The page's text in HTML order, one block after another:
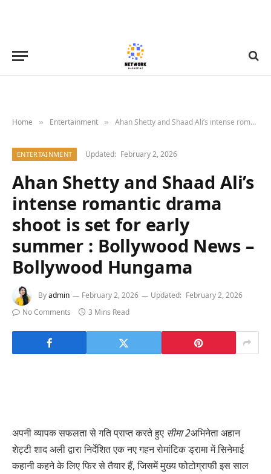
Home » Entertainment » Ahan Shetty and Shaad Ali’s intense romantic drama shoot is set for early summer : Bollywood News – Bollywood Hungama
ENTERTAINMENT Updated: February 2, 2026
Ahan Shetty and Shaad Ali’s
intense romantic drama
shoot is set for early
summer : Bollywood News –
Bollywood Hungama
Byadmin February 2, 2026 Updated: February 2, 2026
No Comments
3 Mins Read
अपनी व्यापक सफलता से गति प्राप्त करते हुए सीमा 2अभिनेता अहान
शेट्टी शाद अली द्वारा निर्देशित एक नए गहन रोमांटिक ड्रामा में सिनेमाई
कहानी कहने के लिए फिर से तैयार हैं, जिसमें मुख्य फोटोग्राफी इस साल